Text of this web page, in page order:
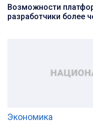
Возможности
разработчики более
Экономика